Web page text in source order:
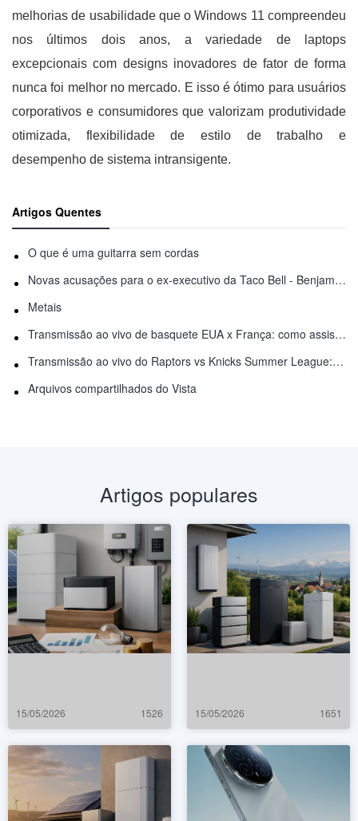
melhorias de usabilidade que o Windows 11 compreendeu
nos últimos dois anos, a variedade de laptops
excepcionais com designs inovadores de fator de forma
nunca foi melhor no mercado. E isso é ótimo para usuários
corporativos e consumidores que valorizam produtividade
otimizada, flexibilidade de estilo de trabalho e
desempenho de sistema intransigente.
Artigos Quentes
O que é uma guitarra sem cordas
Novas acusações para o ex-executivo da Taco Bell - Benjamin Golden - na briga do Uber
Metais
Transmissão ao vivo de basquete EUA x França: como assistir online
Transmissão ao vivo do Raptors vs Knicks Summer League: como assistir
Arquivos compartilhados do Vista
Artigos populares
15/05/2026 1526 15/05/2026 1651